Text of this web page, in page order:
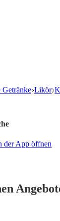
Likör
der App öffnen